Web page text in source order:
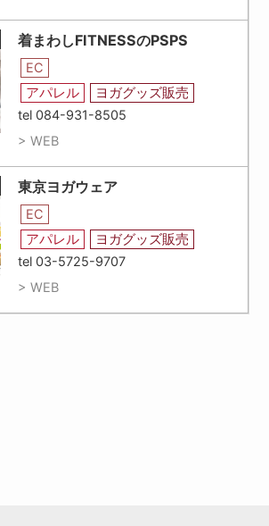
着まわしFITNESSのPSPS
EC
アパレル
ヨガグッズ販売
tel 084-931-8505
> WEB
東京ヨガウェア
EC
アパレル
ヨガグッズ販売
tel 03-5725-9707
> WEB